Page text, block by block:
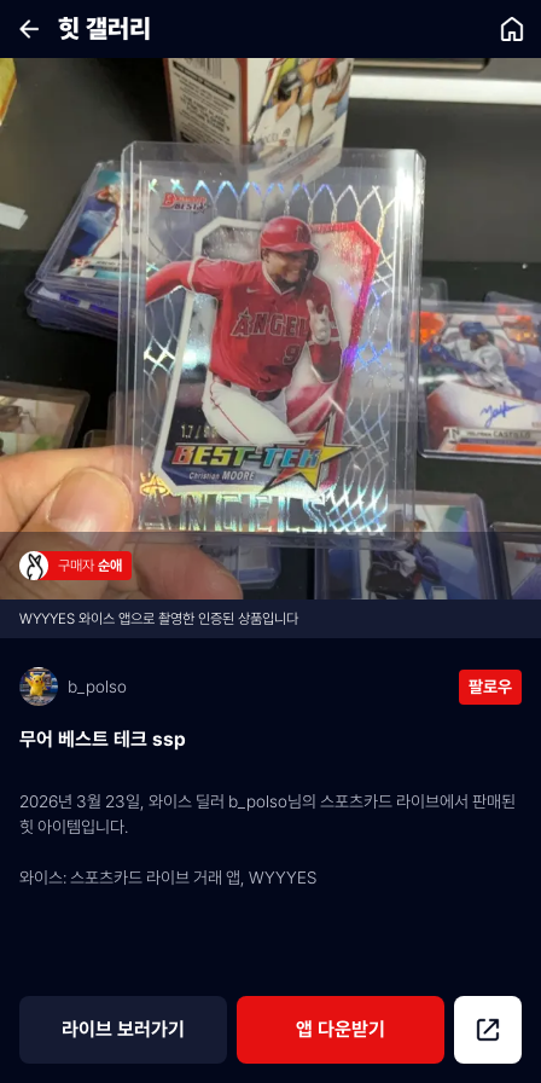
힛 갤러리
구매자 순애
WYYYES 와이스 앱으로 촬영한 인증된 상품입니다
b_polso 팔로우
무어 베스트 테크 ssp
2026년 3월 23일, 와이스 딜러 b_polso님의 스포츠카드 라이브에서 판매된
힛 아이템입니다.
와이스: 스포츠카드 라이브 거래 앱, WYYYES
라이브 보러가기 앱 다운받기